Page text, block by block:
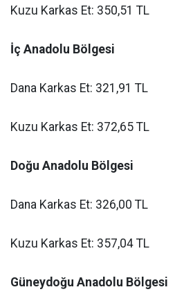
Kuzu Karkas Et: 350,51 TL
İç Anadolu Bölgesi
Dana Karkas Et: 321,91 TL
Kuzu Karkas Et: 372,65 TL
Doğu Anadolu Bölgesi
Dana Karkas Et: 326,00 TL
Kuzu Karkas Et: 357,04 TL
Güneydoğu Anadolu Bölgesi